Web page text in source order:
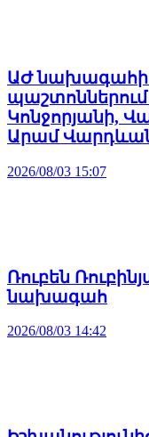
ԱԺ նախագահի
Կոնջորյանի,
Արամ
2026/08/03 15:07
Ռուբեն
նախագահ
2026/08/03 14:42